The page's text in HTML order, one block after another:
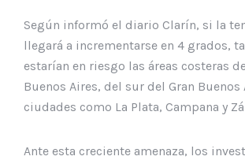
Según informó el diario Clarín, si la
llegará a incrementarse en 4 grados,
estarían en riesgo las áreas costeras
Buenos Aires, del sur del Gran Buenos
ciudades como La Plata, Campana y
Ante esta creciente amenaza, los